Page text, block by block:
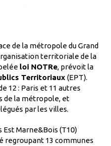
de la métropole du Grand
territoriale de la
loi NOTRe, prévoit la
Territoriaux(EPT).
12 : Paris et 11 autres
de la métropole, et
par les villes.
Est Marne&Bois (T10)
13 communes